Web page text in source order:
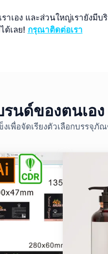
อง และส่วนใหญ่เรายังมีบ
ด้เลย! กรุณาติดต่อเรา
นด์ของตนเอง
พื่อจัดเรียงตัวเลือกบรรจุ